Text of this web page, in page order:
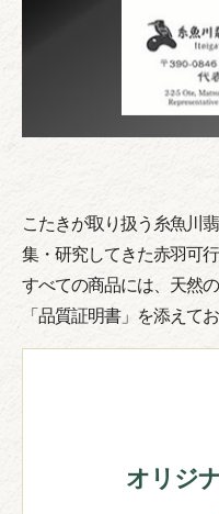
こたきが取り扱う糸魚川
集・研究してきた赤羽可
すべての商品には、天然
「品質証明書」を添えて
オリジ